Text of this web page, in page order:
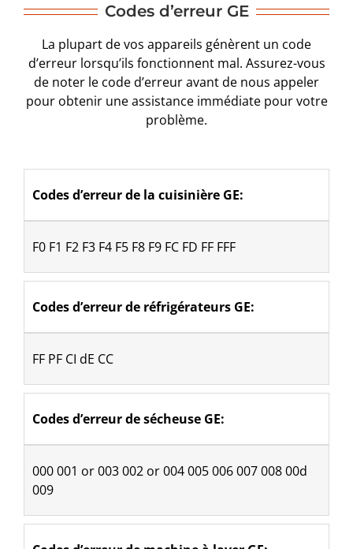
Codes d’erreur GE
La plupart de vos appareils génèrent un code
d’erreur lorsqu’ils fonctionnent mal. Assurez-vous
de noter le code d’erreur avant de nous appeler
pour obtenir une assistance immédiate pour votre
problème.
Codes d’erreur de la cuisinière GE:
F0 F1 F2 F3 F4 F5 F8 F9 FC FD FF FFF
Codes d’erreur de réfrigérateurs GE:
FF PF CI dE CC
Codes d’erreur de sécheuse GE:
000 001 or 003 002 or 004 005 006 007 008 00d
009